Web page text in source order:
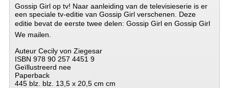
Gossip Girl op tv! Naar aanleiding van de televisieserie is er
een speciale tv-editie van Gossip Girl verschenen. Deze
editie bevat de eerste twee delen: Gossip Girl en Gossip Girl 
We mailen.
Auteur Cecily von Ziegesar
ISBN 978 90 257 4451 9
Geïllustreerd nee
Paperback
445 blz. blz. 13,5 x 20,5 cm cm